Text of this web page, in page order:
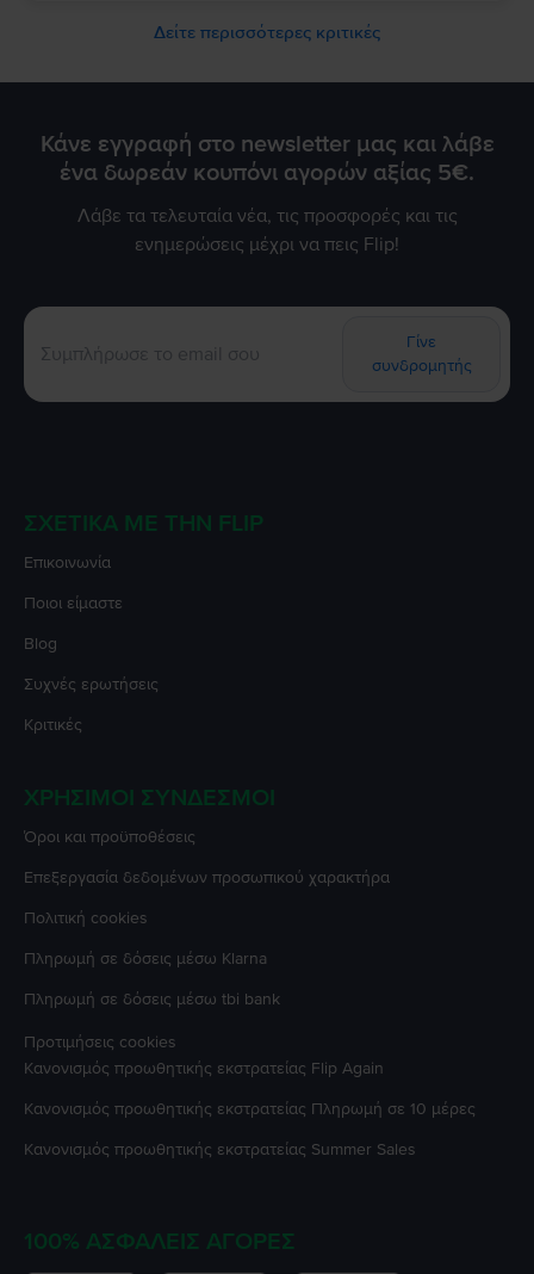
Δείτε περισσότερες κριτικές
Κάνε εγγραφή στο newsletter μας και λάβε
ένα δωρεάν κουπόνι αγορών αξίας 5€.
Λάβε τα τελευταία νέα, τις προσφορές και τις
ενημερώσεις μέχρι να πεις Flip!
Γίνε
συνδρομητής
ΣΧΕΤΙΚΆ ΜΕ ΤΗΝ FLIP
Επικοινωνία
Ποιοι είμαστε
Blog
Συχνές ερωτήσεις
Κριτικές
ΧΡΉΣΙΜΟΙ ΣΎΝΔΕΣΜΟΙ
Όροι και προϋποθέσεις
Επεξεργασία δεδομένων προσωπικού χαρακτήρα
Πολιτική cookies
Πληρωμή σε δόσεις μέσω Klarna
Πληρωμή σε δόσεις μέσω tbi bank
Προτιμήσεις cookies
Κανονισμός προωθητικής εκστρατείας Flip Again
Κανονισμός προωθητικής εκστρατείας Πληρωμή σε 10 μέρες
Κανονισμός προωθητικής εκστρατείας Summer Sales
100% ΑΣΦΑΛΕΊΣ ΑΓΟΡΈΣ